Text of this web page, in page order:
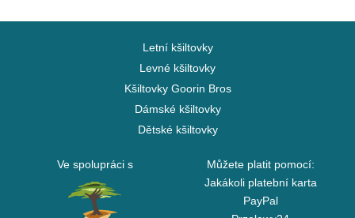
Letní kšiltovky
Levné kšiltovky
Kšiltovky Goorin Bros
Dámské kšiltovky
Dětské kšiltovky
Ve spolupráci s
Můžete platit pomocí:
Jakákoli platební karta
PayPal